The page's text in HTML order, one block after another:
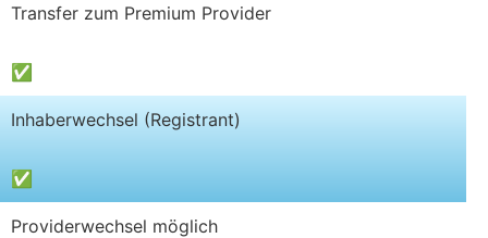
Transfer zum Premium Provider
✅
Inhaberwechsel (Registrant)
✅
Providerwechsel möglich